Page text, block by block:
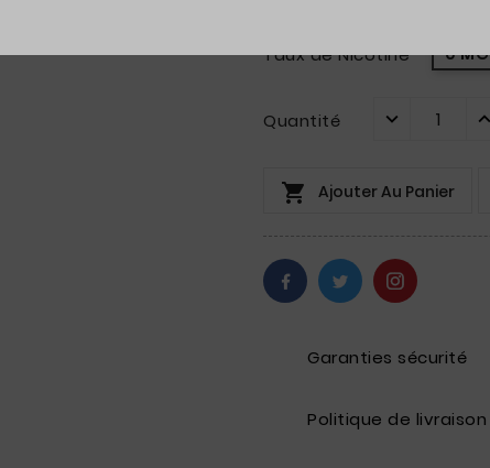
Taux de Nicotine 0 MG
Quantité
 Ajouter Au Panier
Garanties sécurité
Politique de livraison